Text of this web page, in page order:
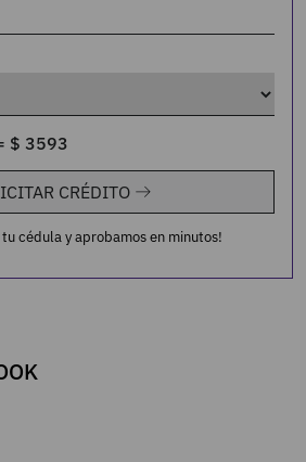
$ 3593
CRÉDITO
tu cédula y aprobamos en minutos!